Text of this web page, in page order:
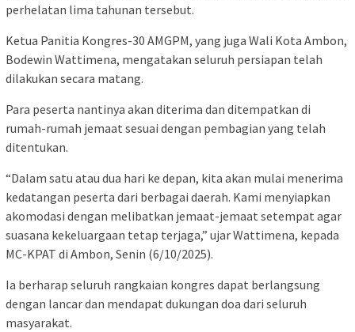
perhelatan lima tahunan tersebut.
Ketua Panitia Kongres-30 AMGPM, yang juga Wali Kota Ambon,
Bodewin Wattimena, mengatakan seluruh persiapan telah
dilakukan secara matang.
Para peserta nantinya akan diterima dan ditempatkan di
rumah-rumah jemaat sesuai dengan pembagian yang telah
ditentukan.
“Dalam satu atau dua hari ke depan, kita akan mulai menerima
kedatangan peserta dari berbagai daerah. Kami menyiapkan
akomodasi dengan melibatkan jemaat-jemaat setempat agar
suasana kekeluargaan tetap terjaga,” ujar Wattimena, kepada
MC-KPAT di Ambon, Senin (6/10/2025).
Ia berharap seluruh rangkaian kongres dapat berlangsung
dengan lancar dan mendapat dukungan doa dari seluruh
masyarakat.